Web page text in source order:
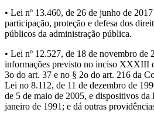
• Lei nº 13.460, de 26 de junho de
participação, proteção e defesa dos
públicos da administração pública.
• Lei nº 12.527, de 18 de novembro de
informações previsto no inciso XXXIII
3o do art. 37 e no § 2o do art. 216 da
Lei no 8.112, de 11 de dezembro de
de 5 de maio de 2005, e dispositivos
janeiro de 1991; e dá outras